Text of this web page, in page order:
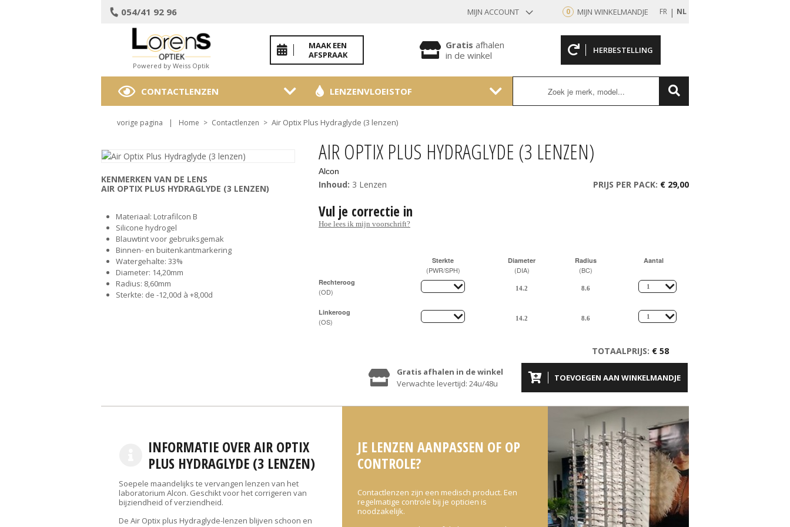
054/41 92 96 MIJN ACCOUNT
INLOGGEN BESTAANDE KLANT
wachtwoord
Wachtwoord vergeten?
BEVESTIGEN
NIEUWE KLANT
0 MIJN WINKELMANDJE FR | NL
Powered by Weiss Optik
MAAK EEN
AFSPRAAK
Gratis afhalen
in de winkel
HERBESTELLING
CONTACTLENZEN LENZENVLOEISTOF
vorige pagina | Home > Contactlenzen > Air Optix Plus Hydraglyde (3 lenzen)
AIR OPTIX PLUS HYDRAGLYDE (3 LENZEN)
Alcon
Inhoud: 3 Lenzen PRIJS PER PACK: € 29,00
Vul je correctie in
Hoe lees ik mijn voorschrift?
Sterkte
(PWR/SPH)
Diameter
(DIA)
Radius
(BC)
Aantal
Rechteroog
(OD)
Linkeroog
(OS)
TOTAALPRIJS: € 58
TOEVOEGEN AAN WINKELMANDJE
Gratis afhalen in de winkel
Verwachte levertijd: 24u/48u
KENMERKEN VAN DE LENS
AIR OPTIX PLUS HYDRAGLYDE (3 LENZEN)
Materiaal: Lotrafilcon B
Silicone hydrogel
Blauwtint voor gebruiksgemak
Binnen- en buitenkantmarkering
Watergehalte: 33%
Diameter: 14,20mm
Radius: 8,60mm
Sterkte: de -12,00d à +8,00d
INFORMATIE OVER AIR OPTIX
PLUS HYDRAGLYDE (3 LENZEN)
Soepele maandelijks te vervangen lenzen van het
laboratorium Alcon. Geschikt voor het corrigeren van
bijziendheid of verziendheid.
De Air Optix plus Hydraglyde-lenzen blijven schoon en
JE LENZEN AANPASSEN OF OP
CONTROLE?
Contactlenzen zijn een medisch product. Een
regelmatige controle bij je opticien is
noodzakelijk.